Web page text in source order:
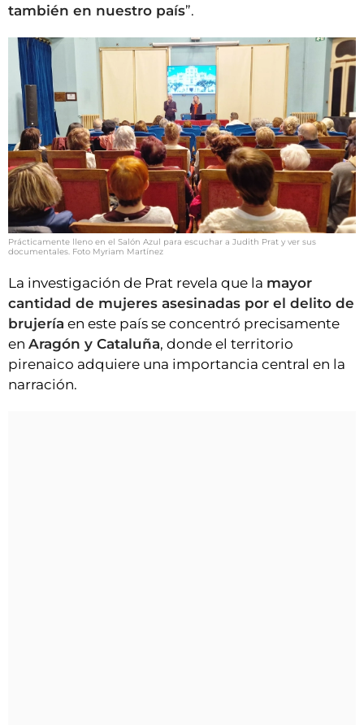
también en nuestro país”.
Prácticamente lleno en el Salón Azul para escuchar a Judith Prat y ver sus
documentales. Foto Myriam Martínez
La investigación de Prat revela que la mayor
cantidad de mujeres asesinadas por el delito de
brujería en este país se concentró precisamente
en Aragón y Cataluña, donde el territorio
pirenaico adquiere una importancia central en la
narración.